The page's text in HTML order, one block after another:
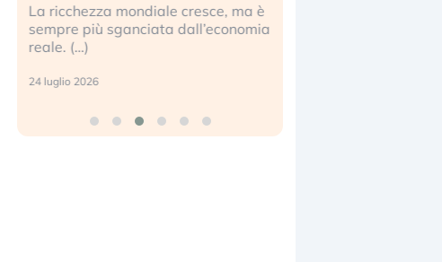
La ricchezza mondiale cresce, ma è
sempre più sganciata dall’economia
reale. (…)
24 luglio 2026